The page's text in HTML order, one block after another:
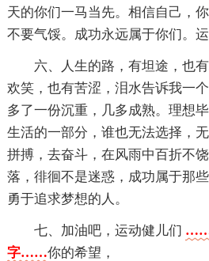
天的你们一马当先。相信自己，
不要气馁。成功永远属于你们。
六、人生的路，有坦途，也
欢笑，也有苦涩，泪水告诉我一
多了一份沉重，几多成熟。理想
生活的一部分，谁也无法选择，
拼搏，去奋斗，在风雨中百折不
落，徘徊不是迷惑，成功属于那
勇于追求梦想的人。
七、加油吧，运动健儿们 ……
字……你的希望，